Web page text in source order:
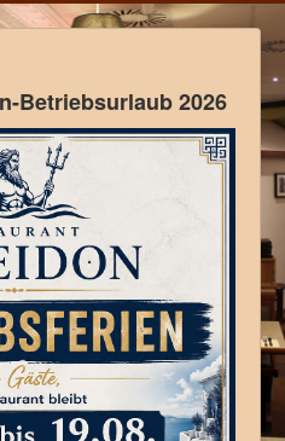
Betriebsurlaub 2026